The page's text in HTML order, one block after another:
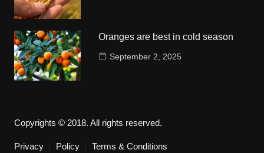
Oranges are best in cold season
September 2, 2025
Copyrights © 2018. All rights reserved.
Privacy Policy Terms & Conditions